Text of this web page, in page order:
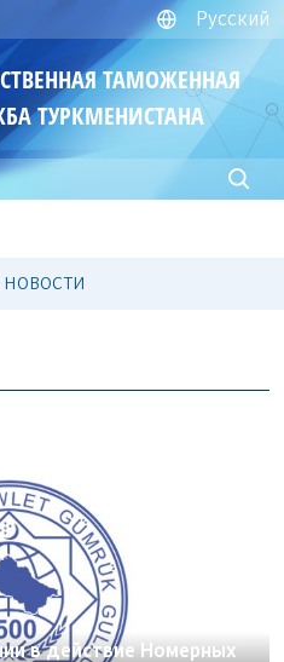
Русский
ТАМОЖЕННАЯ
ТУРКМЕНИСТАНА
в действие Номерных